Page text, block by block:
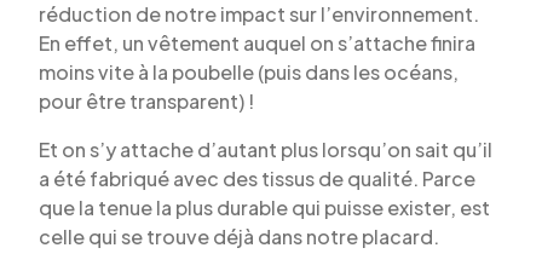
réduction de notre impact sur l’environnement.
En effet, un vêtement auquel on s’attache finira
moins vite à la poubelle (puis dans les océans,
pour être transparent) !
Et on s’y attache d’autant plus lorsqu’on sait qu’il
a été fabriqué avec des tissus de qualité. Parce
que la tenue la plus durable qui puisse exister, est
celle qui se trouve déjà dans notre placard.